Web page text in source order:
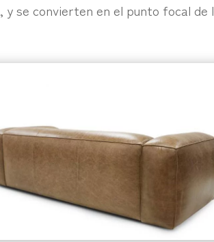
se convierten en el punto focal de